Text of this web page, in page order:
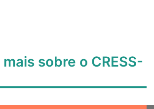
sobre o CRESS-